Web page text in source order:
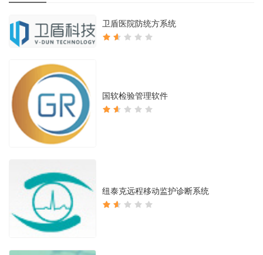
卫盾医院防统方系统
国软检验管理软件
纽泰克远程移动监护诊断系统